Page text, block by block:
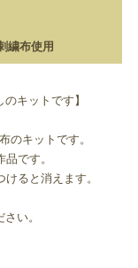
繍布使用
キットです】
のキットです。
です。
ると消えます。
い。